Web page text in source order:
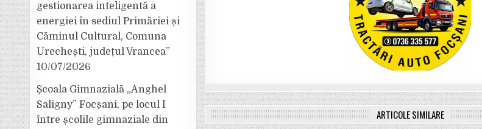
ARTICOLE SIMILARE
gestionarea inteligentă a
energiei în sediul Primăriei și
Căminul Cultural, Comuna
Urechești, județul Vrancea”
10/07/2026
Școala Gimnazială „Anghel
Saligny” Focșani, pe locul I
între școlile gimnaziale din